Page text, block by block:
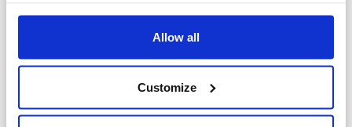
Allow all
Customize